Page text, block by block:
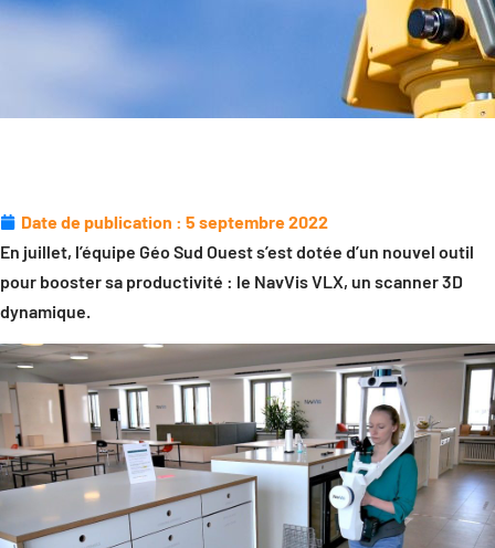
Date de publication : 5 septembre 2022
En juillet, l’équipe Géo Sud Ouest s’est dotée d’un nouvel outil
pour booster sa productivité : le NavVis VLX, un scanner 3D
dynamique.